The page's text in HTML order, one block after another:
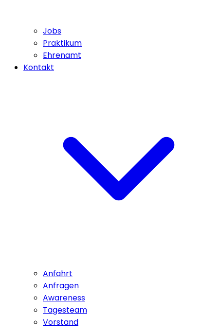
Jobs
Praktikum
Ehrenamt
Kontakt
Anfahrt
Anfragen
Awareness
Tagesteam
Vorstand